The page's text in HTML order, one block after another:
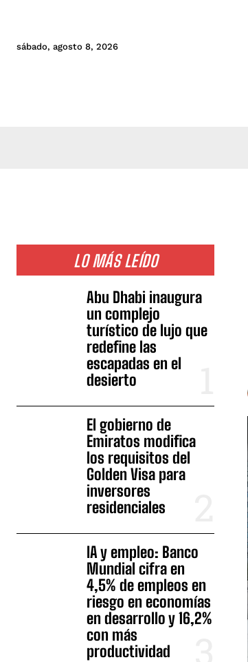
sábado, agosto 8, 2026
LO MÁS LEÍDO
Abu Dhabi inaugura
un complejo
turístico de lujo que
redefine las
escapadas en el
desierto
El gobierno de
Emiratos modifica
los requisitos del
Golden Visa para
inversores
residenciales
IA y empleo: Banco
Mundial cifra en
4,5% de empleos en
riesgo en economías
en desarrollo y 16,2%
con más
productividad